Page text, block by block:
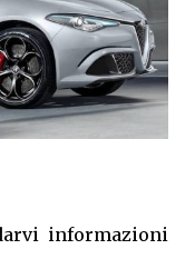
informazioni